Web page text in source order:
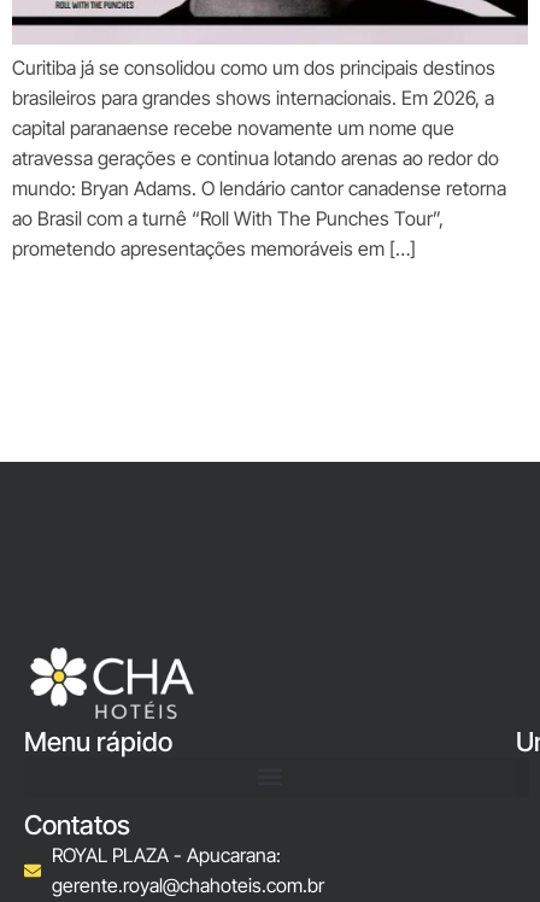
Curitiba já se consolidou como um dos principais destinos
brasileiros para grandes shows internacionais. Em 2026, a
capital paranaense recebe novamente um nome que
atravessa gerações e continua lotando arenas ao redor do
mundo: Bryan Adams. O lendário cantor canadense retorna
ao Brasil com a turnê “Roll With The Punches Tour”,
prometendo apresentações memoráveis em […]
Menu rápido
Contatos
ROYAL PLAZA - Apucarana:
gerente.royal@chahoteis.com.br